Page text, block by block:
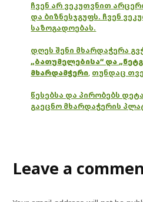
ჩვენ არ ვეკუთვნით
და ბიზნესჯგუფს. ჩვენ
საზოგადოებას.
დღეს შენი მხარდაჭერა
„ბათუმელებისა“ და
მხარდამჭერი, თუნდაც
წესებსა და პირობებს
გაეცნო მხარდაჭერის
Leave a